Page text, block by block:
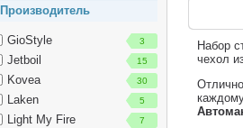
Производитель
GioStyle 3
Jetboil 15
Kovea 30
Laken 5
Light My Fire 7
Набор
чехол